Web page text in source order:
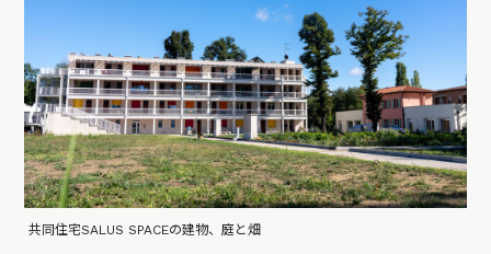
共同住宅SALUS SPACEの建物、庭と畑